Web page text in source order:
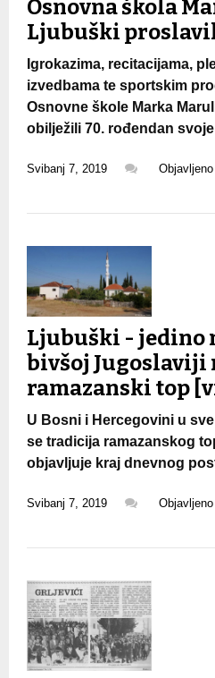
Osnovna škola
Ljubuški
Igrokazima, recitacijama,
izvedbama te sportskim
Osnovne škole Marka
obilježili 70. rođendan
Svibanj 7, 2019
Ljubuški - jedino
bivšoj Jugoslaviji
ramazanski top
U Bosni i Hercegovini u
se tradicija ramazanskog
objavljuje kraj dnevnog
Svibanj 7, 2019